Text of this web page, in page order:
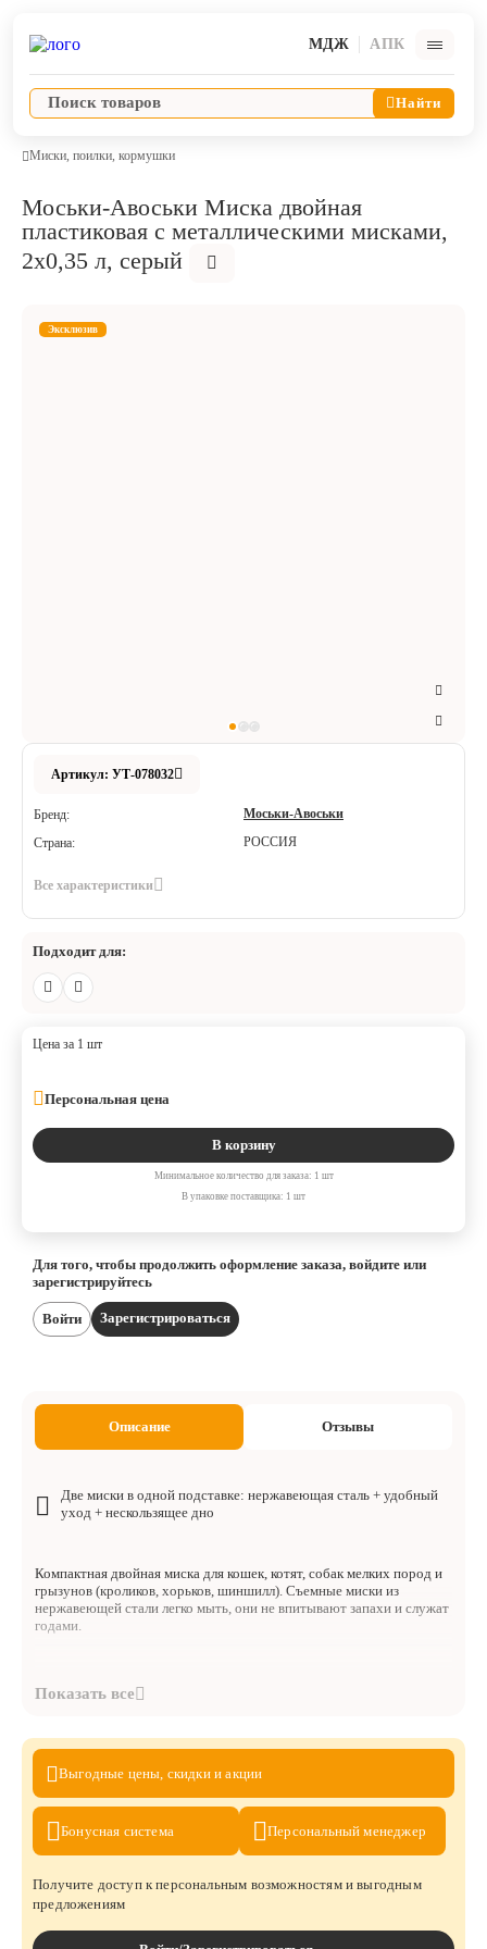
МДЖ АПК
Найти
Ветпрепараты
Оборудование и оснащение ветеринарной клиники
Корма и лакомства
Миски, поилки, кормушки
Моськи-Авоськи Миска двойная
пластиковая с металлическими мисками,
2х0,35 л, серый
Эксклюзив
Артикул: УТ-078032
Бренд:
Моськи-Авоськи
Страна:
РОССИЯ
Все характеристики
Подходит для:
Цена за 1 шт
Персональная цена
В корзину
Минимальное количество для заказа: 1 шт
В упаковке поставщика: 1 шт
Для того, чтобы продолжить оформление заказа, войдите или
зарегистрируйтесь
Войти Зарегистрироваться
Описание Отзывы
Две миски в одной подставке: нержавеющая сталь + удобный
уход + нескользящее дно
Компактная двойная миска для кошек, котят, собак мелких пород и
грызунов (кроликов, хорьков, шиншилл). Съемные миски из
нержавеющей стали легко мыть, они не впитывают запахи и служат
годами.
Преимущества:
Гигиеничная нержавеющая сталь — миски не впитывают запахи
влажного корма, не мутнеют со временем и не трескаются в
отличие от пластика. Можно мыть в посудомоечной машине.
Двойная конструкция — удобно наливать воду в одну миску и
насыпать корм в другую.
во время еды.
Выгодные цены, скидки и акции
Бонусная система Персональныйменеджер
Получите доступ к персональным возможностям и выгодным
предложениям